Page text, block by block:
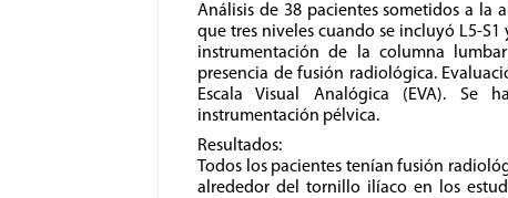
Análisis de 38 pacientes sometidos a la
que tres niveles cuando se incluyó L5-
instrumentación de la columna
presencia de fusión radiológica.
Escala Visual Analógica (EVA). Se
instrumentación pélvica.
Resultados:
Todos los pacientes tenían fusión
alrededor del tornillo ilíaco en los